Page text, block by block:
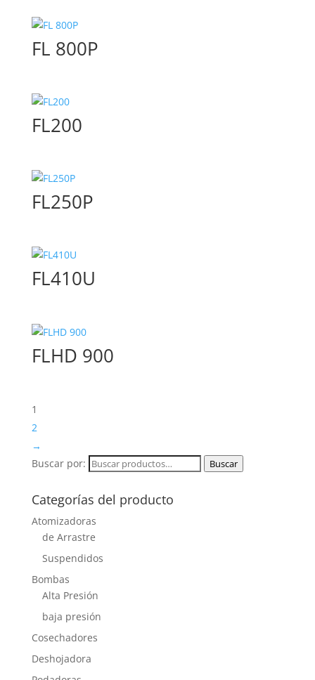
FL 800P
FL200
FL250P
FL410U
FLHD 900
1
2
→
Buscar por:
Buscar
Categorías del producto
Atomizadoras
de Arrastre
Suspendidos
Bombas
Alta Presión
baja presión
Cosechadores
Deshojadora